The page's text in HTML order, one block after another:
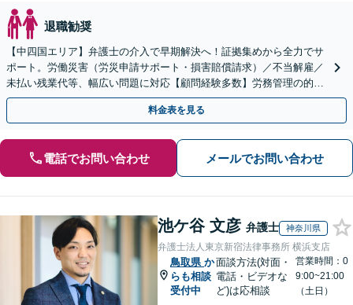
退職勧奨
【中四国エリア】弁護士の介入で早期解決へ！証拠集めから全力でサ
ポート。労働災害（労災申請サポート・損害賠償請求）／不当解雇／
未払い残業代等、幅広い問題に対応【顧問経験多数】労務管理の的確
なアドバイスに注力【夜間・休日対応】【岡山駅10分】
料金表を見る
電話でお問い合わせ メールでお問い合わせ
池ケ谷 文彦 弁護士 神奈川県
弁護士法人東京新宿法律事務所 横浜支店
鳥取県 か
らも相談
受付中
面談方法(対面・
電話・ビデオな
ど)は応相談
営業時間：0
9:00~21:00
（土日）